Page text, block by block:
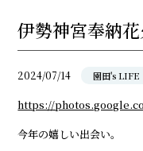
伊勢神宮奉納花
2024/07/14 園田's LIFE
https://
今年の嬉しい出会い。